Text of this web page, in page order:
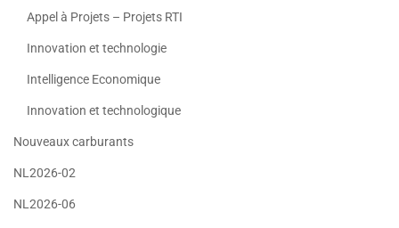
Appel à Projets – Projets RTI
Innovation et technologie
Intelligence Economique
Innovation et technologique
Nouveaux carburants
NL2026-02
NL2026-06